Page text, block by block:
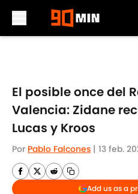
El posible once del
Valencia: Zidane
Lucas y Kroos
Por Pablo Falcones | 13 feb.
Add us as a